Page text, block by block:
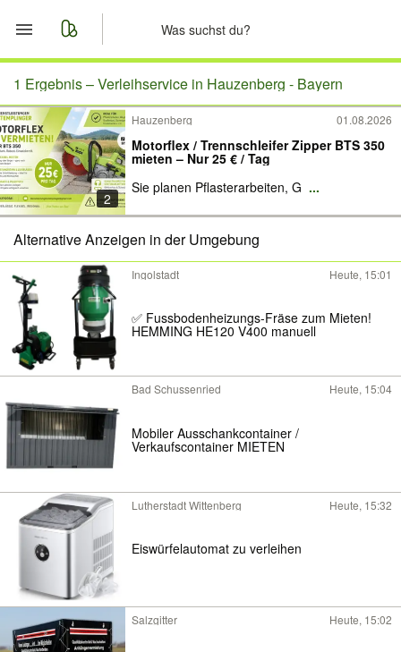
Start
Merkliste
Nachrichten
Anzeige aufgeben
1 Ergebnis –Verleihservice in Hauzenberg - Bayern
2
Hauzenberg 01.08.2026
Motorflex / Trennschleifer Zipper BTS 350
mieten – Nur 25 € / Tag
Sie planen Pflasterarbeiten, G ...
Alternative Anzeigen in der Umgebung
Ingolstadt Heute, 15:01
✅ Fussbodenheizungs-Fräse zum Mieten!
HEMMING HE120 V400 manuell
Bad Schussenried Heute, 15:04
Mobiler Ausschankcontainer /
Verkaufscontainer MIETEN
Lutherstadt Wittenberg Heute, 15:32
Eiswürfelautomat zu verleihen
Salzgitter Heute, 15:02